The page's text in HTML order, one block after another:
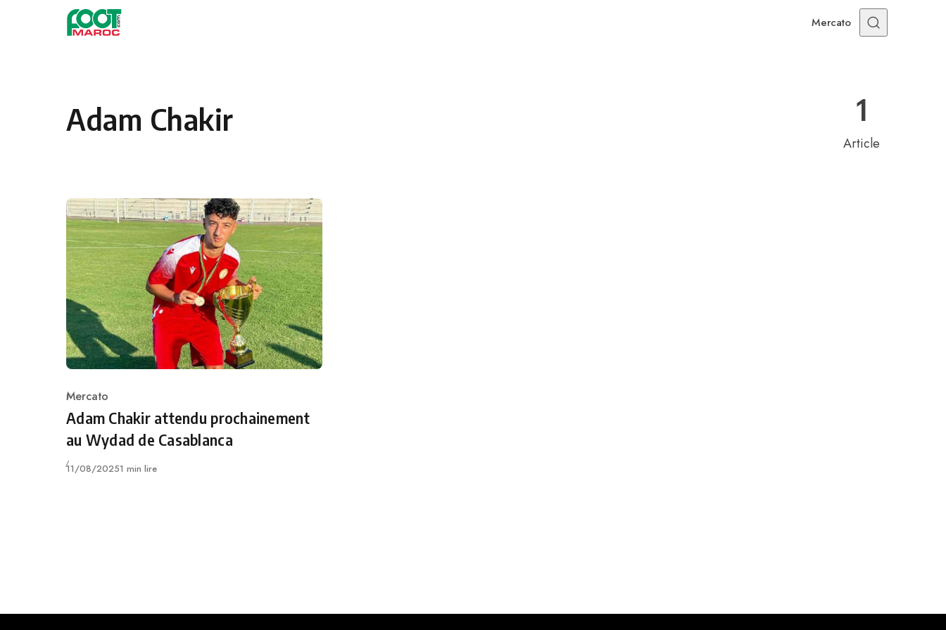
Skip to content
Mercato
Adam Chakir 1
Article
Category
Mercato
Adam Chakir attendu prochainement
au Wydad de Casablanca
Publié
11/08/20251 min lire